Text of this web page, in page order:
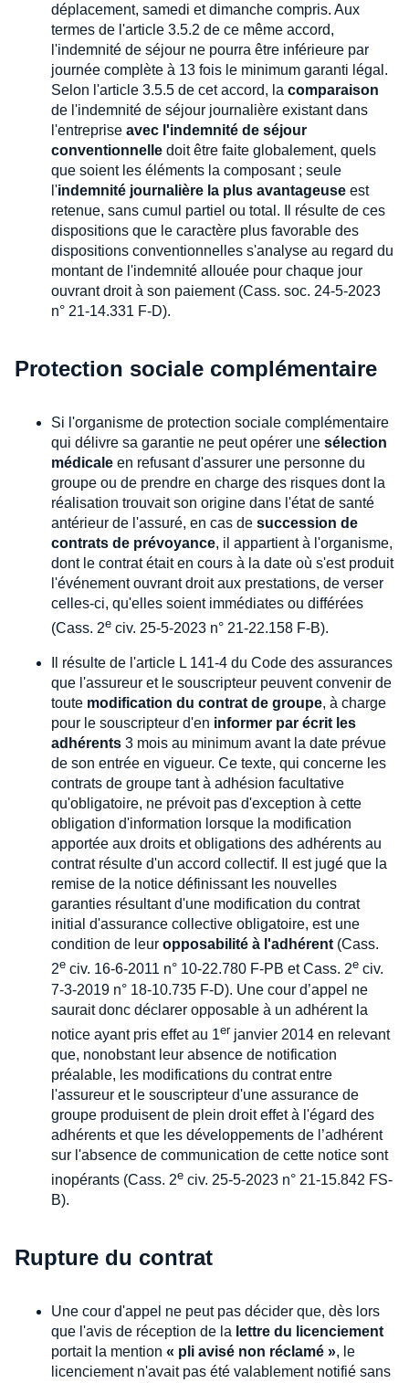
déplacement, samedi et dimanche compris. Aux
termes de l'article 3.5.2 de ce même accord,
l'indemnité de séjour ne pourra être inférieure par
journée complète à 13 fois le minimum garanti légal.
Selon l'article 3.5.5 de cet accord, la comparaison
de l'indemnité de séjour journalière existant dans
l'entreprise avec l'indemnité de séjour
conventionnelle doit être faite globalement, quels
que soient les éléments la composant ; seule
l'indemnité journalière la plus avantageuse est
retenue, sans cumul partiel ou total. Il résulte de ces
dispositions que le caractère plus favorable des
dispositions conventionnelles s'analyse au regard du
montant de l'indemnité allouée pour chaque jour
ouvrant droit à son paiement (Cass. soc. 24-5-2023
n° 21-14.331 F-D).
Protection sociale complémentaire
Si l'organisme de protection sociale complémentaire
qui délivre sa garantie ne peut opérer une sélection
médicale en refusant d'assurer une personne du
groupe ou de prendre en charge des risques dont la
réalisation trouvait son origine dans l'état de santé
antérieur de l'assuré, en cas de succession de
contrats de prévoyance, il appartient à l'organisme,
dont le contrat était en cours à la date où s'est produit
l'événement ouvrant droit aux prestations, de verser
celles-ci, qu'elles soient immédiates ou différées
(Cass. 2e civ. 25-5-2023 n° 21-22.158 F-B).
Il résulte de l'article L 141-4 du Code des assurances
que l'assureur et le souscripteur peuvent convenir de
toute modification du contrat de groupe, à charge
pour le souscripteur d'en informer par écrit les
adhérents 3 mois au minimum avant la date prévue
de son entrée en vigueur. Ce texte, qui concerne les
contrats de groupe tant à adhésion facultative
qu'obligatoire, ne prévoit pas d'exception à cette
obligation d'information lorsque la modification
apportée aux droits et obligations des adhérents au
contrat résulte d'un accord collectif. Il est jugé que la
remise de la notice définissant les nouvelles
garanties résultant d'une modification du contrat
initial d'assurance collective obligatoire, est une
condition de leur opposabilité à l'adhérent (Cass.
2e civ. 16-6-2011 n° 10-22.780 F-PB et Cass. 2e civ.
7-3-2019 n° 18-10.735 F-D). Une cour d’appel ne
saurait donc déclarer opposable à un adhérent la
notice ayant pris effet au 1er janvier 2014 en relevant
que, nonobstant leur absence de notification
préalable, les modifications du contrat entre
l'assureur et le souscripteur d'une assurance de
groupe produisent de plein droit effet à l'égard des
adhérents et que les développements de l’adhérent
sur l'absence de communication de cette notice sont
inopérants (Cass. 2e civ. 25-5-2023 n° 21-15.842 FS-
B).
Rupture du contrat
Une cour d'appel ne peut pas décider que, dès lors
que l'avis de réception de la lettre du licenciement
portait la mention « pli avisé non réclamé », le
licenciement n'avait pas été valablement notifié sans